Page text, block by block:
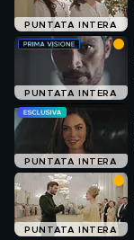
PUNTATA INTERA
PUNTATA INTERA
PUNTATA INTERA
PUNTATA INTERA